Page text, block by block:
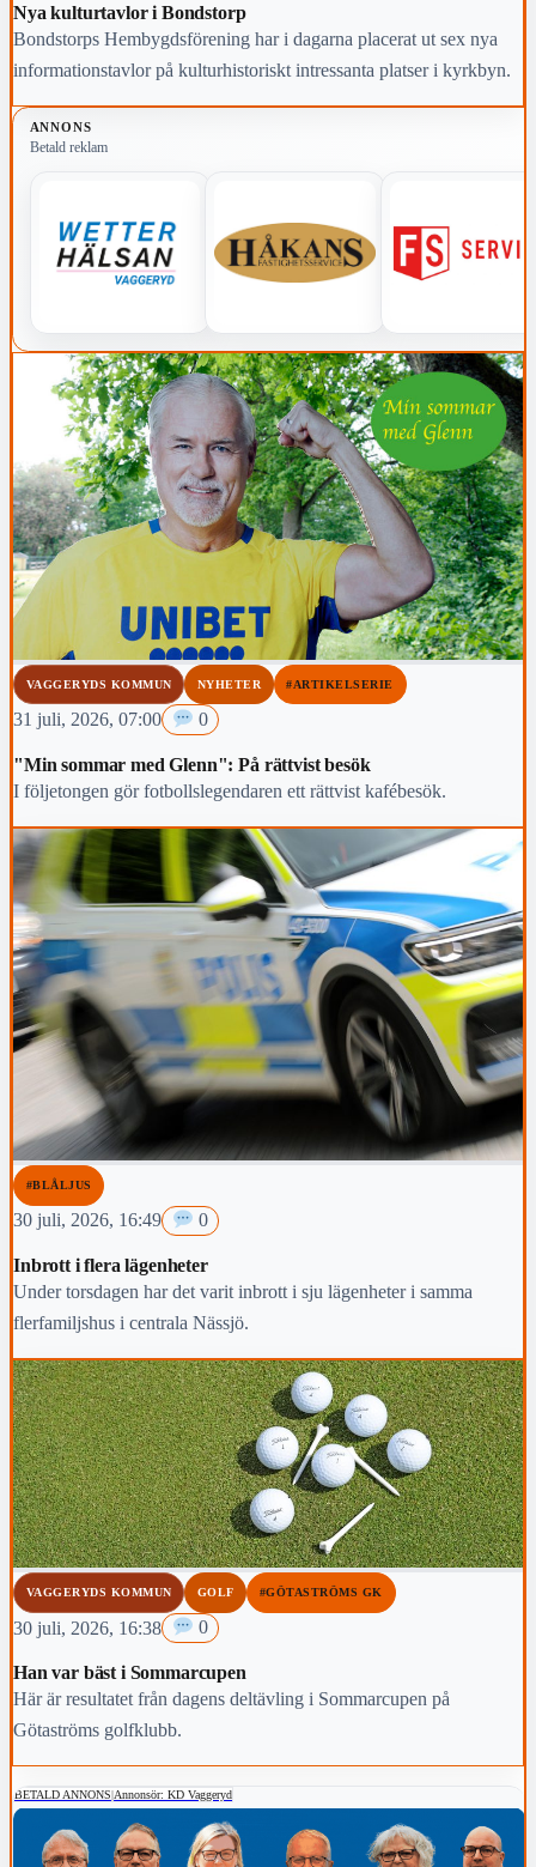
Nya kulturtavlor i Bondstorp
Bondstorps Hembygdsförening har i dagarna placerat ut sex nya
informationstavlor på kulturhistoriskt intressanta platser i kyrkbyn.
ANNONS
Betald reklam
VAGGERYDS KOMMUN NYHETER #ARTIKELSERIE
31 juli, 2026, 07:00 0
"Min sommar med Glenn": På rättvist besök
I följetongen gör fotbollslegendaren ett rättvist kafébesök.
#BLÅLJUS
30 juli, 2026, 16:49 0
Inbrott i flera lägenheter
Under torsdagen har det varit inbrott i sju lägenheter i samma
flerfamiljshus i centrala Nässjö.
VAGGERYDS KOMMUN GOLF #GÖTASTRÖMS GK
30 juli, 2026, 16:38 0
Han var bäst i Sommarcupen
Här är resultatet från dagens deltävling i Sommarcupen på
Götaströms golfklubb.
BETALD ANNONS Annonsör: KD Vaggeryd